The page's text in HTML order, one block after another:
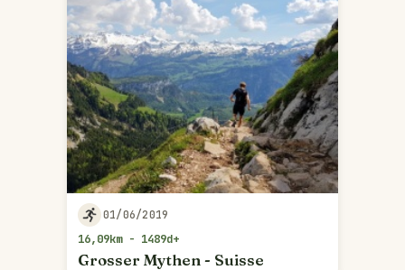
01/06/2019
16,09km - 1489d+
Grosser Mythen - Suisse